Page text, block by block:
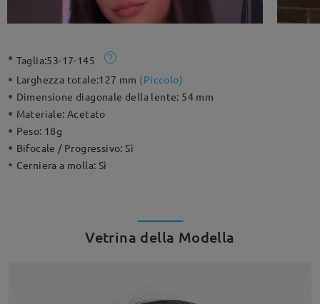
Taglia:53-17-145
Larghezza totale:127 mm (Piccolo)
Dimensione diagonale della lente: 54 mm
Materiale:Acetato
Peso: 18g
Bifocale / Progressivo:Sì
Cerniera a molla: Sì
Vetrina della Modella